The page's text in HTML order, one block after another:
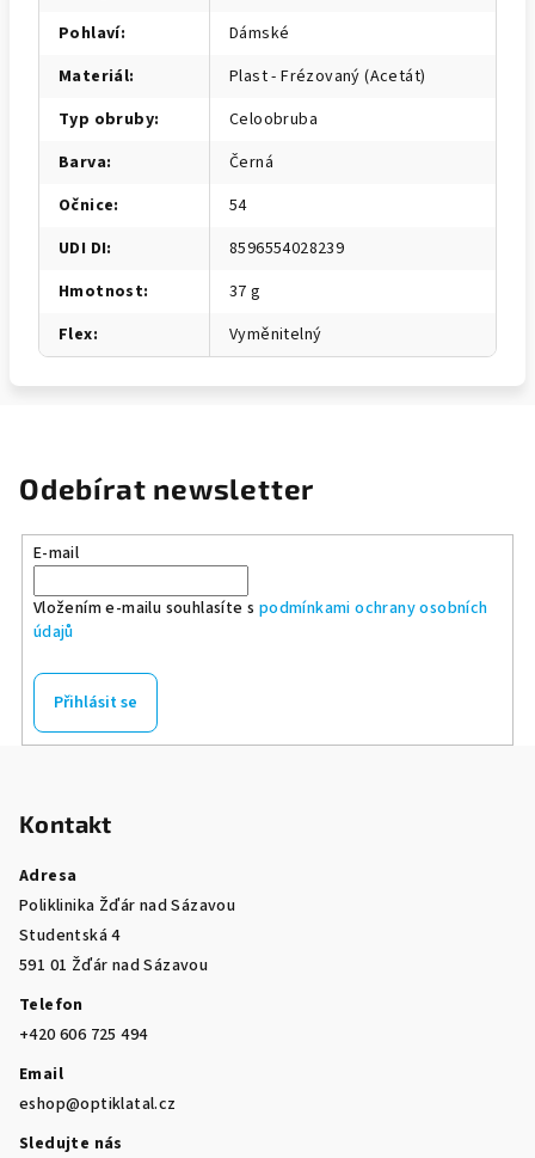
Pohlaví:
Dámské
Materiál:
Plast - Frézovaný (Acetát)
Typ obruby:
Celoobruba
Barva:
Černá
Očnice:
54
UDI DI:
8596554028239
Hmotnost:
37 g
Flex: Vyměnitelný
Odebírat newsletter
E-mail
Vložením e-mailu souhlasíte s podmínkami ochrany osobních
údajů
Přihlásit se
Kontakt
Adresa
Poliklinika Žďár nad Sázavou
Studentská 4
591 01 Žďár nad Sázavou
Telefon
+420 606 725 494
Email
eshop@optiklatal.cz
Sledujte nás